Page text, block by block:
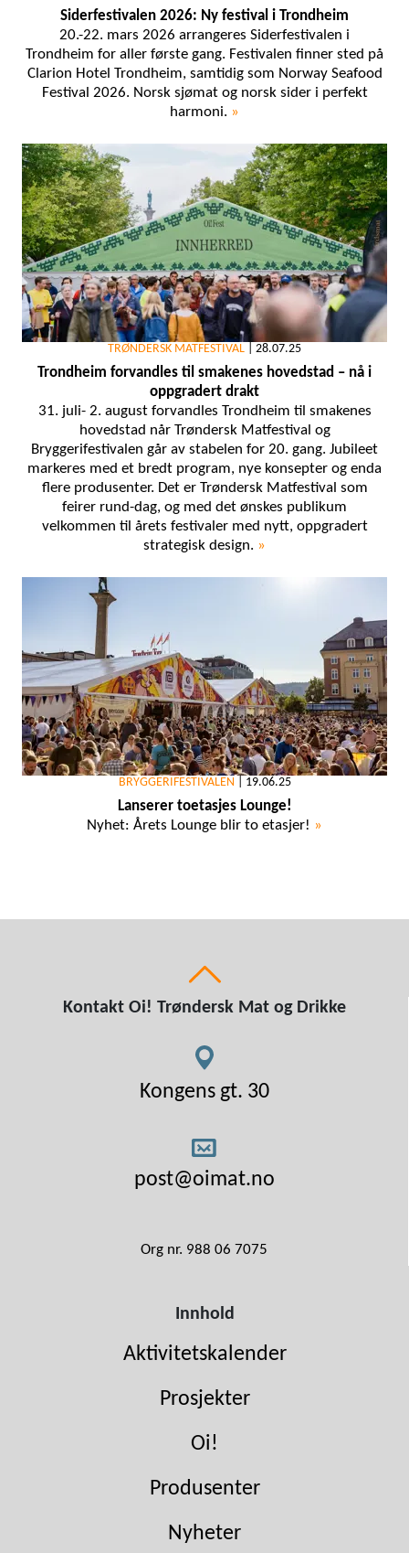
Siderfestivalen 2026: Ny festival i Trondheim
20.-22. mars 2026 arrangeres Siderfestivalen i
Trondheim for aller første gang. Festivalen finner sted på
Clarion Hotel Trondheim, samtidig som Norway Seafood
Festival 2026. Norsk sjømat og norsk sider i perfekt
harmoni. »
TRØNDERSK MATFESTIVAL 28.07.25
Trondheim forvandles til smakenes hovedstad – nå i
oppgradert drakt
31. juli- 2. august forvandles Trondheim til smakenes
hovedstad når Trøndersk Matfestival og
Bryggerifestivalen går av stabelen for 20. gang. Jubileet
markeres med et bredt program, nye konsepter og enda
flere produsenter. Det er Trøndersk Matfestival som
feirer rund-dag, og med det ønskes publikum
velkommen til årets festivaler med nytt, oppgradert
strategisk design. »
BRYGGERIFESTIVALEN 19.06.25
Lanserer toetasjes Lounge!
Nyhet: Årets Lounge blir to etasjer! »
Kontakt Oi! Trøndersk Mat og Drikke
Kongens gt. 30
post@oimat.no
Org nr. 988 06 7075
Innhold
Aktivitetskalender
Prosjekter
Oi!
Produsenter
Nyheter